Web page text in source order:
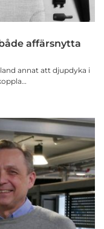
affärsnytta
annat att djupdyka i